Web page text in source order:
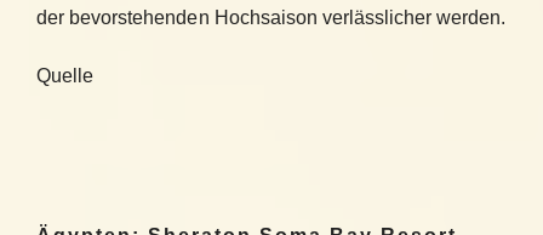
der bevorstehenden Hochsaison verlässlicher werden.
Quelle